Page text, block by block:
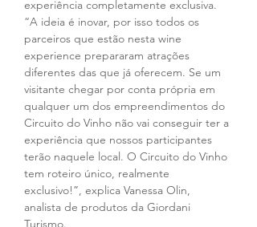
experiência completamente exclusiva.
“A ideia é inovar, por isso todos os
parceiros que estão nesta wine
experience prepararam atrações
diferentes das que já oferecem. Se um
visitante chegar por conta própria em
qualquer um dos empreendimentos do
Circuito do Vinho não vai conseguir ter a
experiência que nossos participantes
terão naquele local. O Circuito do Vinho
tem roteiro único, realmente
exclusivo!”, explica Vanessa Olin,
analista de produtos da Giordani
Turismo.